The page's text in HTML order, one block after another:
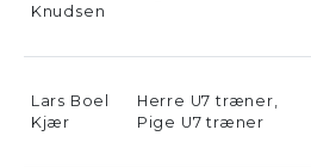
Knudsen
Lars Boel
Kjær
Herre U7 træner,
Pige U7 træner